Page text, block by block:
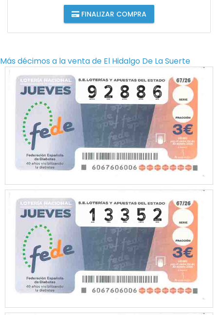
FINALIZAR COMPRA
Más décimos a la venta de El Hidalgo De La Suerte